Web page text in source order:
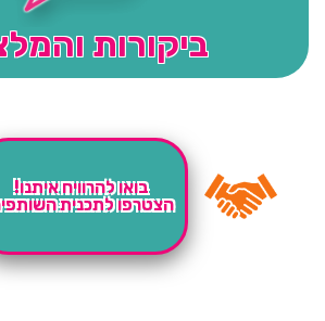
ביקורות
בואו להרוויח איתנו!
הצטרפו לתכנית